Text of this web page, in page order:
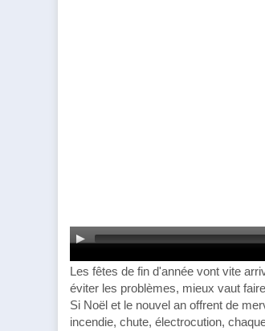
Les fêtes de fin d'année vont vite
éviter les problèmes, mieux vaut
Si Noël et le nouvel an offrent de
incendie, chute, électrocution,